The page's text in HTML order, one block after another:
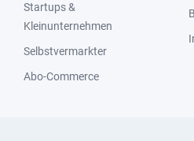
Startups &
Kleinunternehmen
Selbstvermarkter
Abo-Commerce